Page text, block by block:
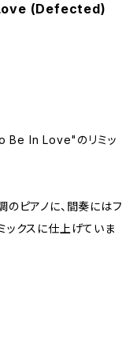
(Defected)
Be In Love"のリミッ
のピアノに、間奏にはフ
ックスに仕上げていま